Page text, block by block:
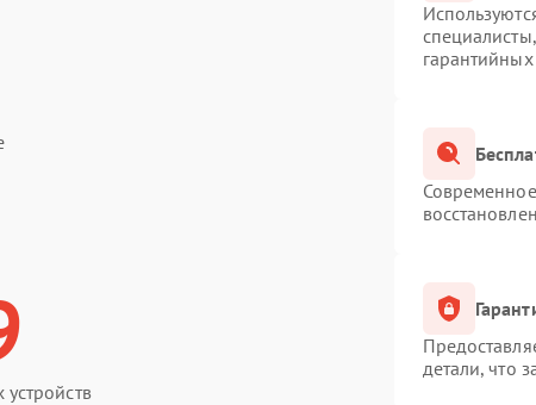
гарантийных
детали, что